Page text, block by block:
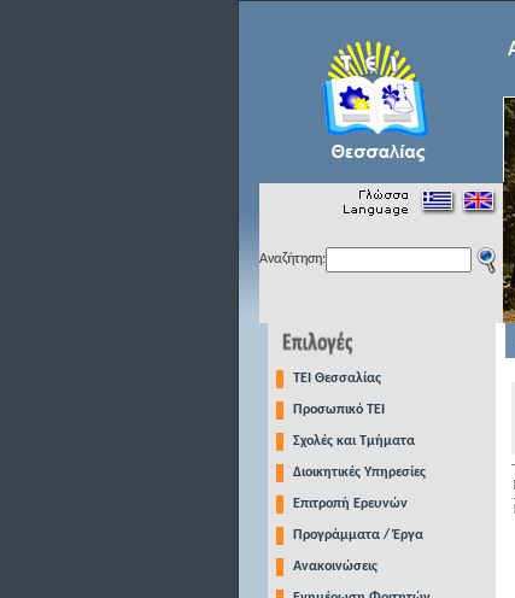
Αναζήτηση:
TEI Θεσσαλίας
Προσωπικό ΤΕΙ
Σχολές και Τμήματα
Διοικητικές Υπηρεσίες
Επιτροπή Ερευνών
Προγράμματα / Έργα
Ανακοινώσεις